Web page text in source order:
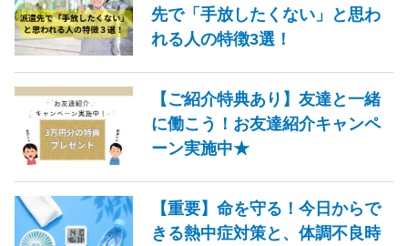
先で「手放したくない」と思わ
れる人の特徴3選！
【ご紹介特典あり】友達と一緒
に働こう！お友達紹介キャンペ
ーン実施中★
【重要】命を守る！今日からで
きる熱中症対策と、体調不良時